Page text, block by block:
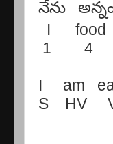
నేను
I
food
1
4
I am
S
HV